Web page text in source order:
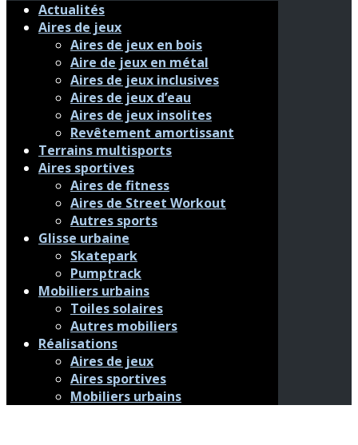
Actualités
Aires de jeux
Aires de jeux en bois
Aire de jeux en métal
Aires de jeux inclusives
Aires de jeux d’eau
Aires de jeux insolites
Revêtement amortissant
Terrains multisports
Aires sportives
Aires de fitness
Aires de Street Workout
Autres sports
Glisse urbaine
Skatepark
Pumptrack
Mobiliers urbains
Toiles solaires
Autres mobiliers
Réalisations
Aires de jeux
Aires sportives
Mobiliers urbains